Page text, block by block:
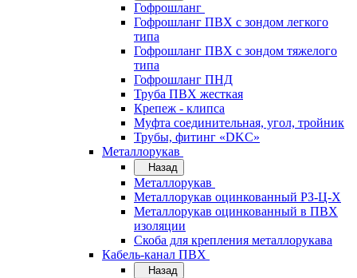
Гофрошланг
Гофрошланг ПВХ с зондом легкого
типа
Гофрошланг ПВХ с зондом тяжелого
типа
Гофрошланг ПНД
Труба ПВХ жесткая
Крепеж - клипса
Муфта соединительная, угол, тройник
Трубы, фитинг «DKC»
Металлорукав
Назад
Металлорукав
Металлорукав оцинкованный РЗ-Ц-Х
Металлорукав оцинкованный в ПВХ
изоляции
Скоба для крепления металлорукава
Кабель-канал ПВХ
Назад